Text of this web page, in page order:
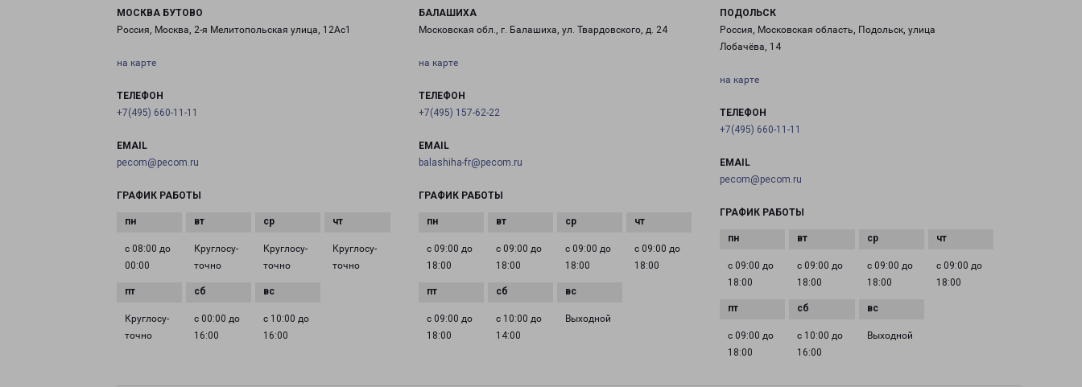
МОСКВА БУТОВО
Россия, Москва, 2-я Мелитопольская улица, 12Ас1
на карте
ТЕЛЕФОН
+7(495) 660-11-11
EMAIL
pecom@pecom.ru
ГРАФИК РАБОТЫ
с 08:00 до
00:00
Круглосу­
точно
Круглосу­
точно
Круглосу­
точно
Круглосу­
точно
с 00:00 до
16:00
с 10:00 до
16:00
БАЛАШИХА
Московская обл., г. Балашиха, ул. Твардовского, д. 24
на карте
ТЕЛЕФОН
+7(495) 157-62-22
EMAIL
balashiha-fr@pecom.ru
ГРАФИК РАБОТЫ
с 09:00 до
18:00
с 09:00 до
18:00
с 09:00 до
18:00
с 09:00 до
18:00
с 09:00 до
18:00
с 10:00 до
14:00
Выходной
ПОДОЛЬСК
Россия, Московская область, Подольск, улица
Лобачёва, 14
на карте
ТЕЛЕФОН
+7(495) 660-11-11
EMAIL
pecom@pecom.ru
ГРАФИК РАБОТЫ
с 09:00 до
18:00
с 09:00 до
18:00
с 09:00 до
18:00
с 09:00 до
18:00
с 09:00 до
18:00
с 10:00 до
16:00
Выходной